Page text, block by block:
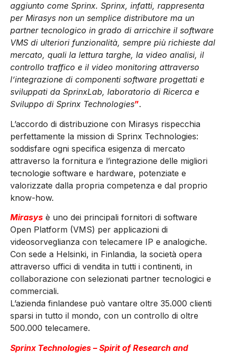
aggiunto come Sprinx. Sprinx, infatti, rappresenta
per Mirasys non un semplice distributore ma un
partner tecnologico in grado di arricchire il software
VMS di ulteriori funzionalità, sempre più richieste dal
mercato, quali la lettura targhe, la video analisi, il
controllo traffico e il video monitoring attraverso
l’integrazione di componenti software progettati e
sviluppati da SprinxLab, laboratorio di Ricerca e
Sviluppo di Sprinx Technologies”.
L’accordo di distribuzione con Mirasys rispecchia
perfettamente la mission di Sprinx Technologies:
soddisfare ogni specifica esigenza di mercato
attraverso la fornitura e l’integrazione delle migliori
tecnologie software e hardware, potenziate e
valorizzate dalla propria competenza e dal proprio
know-how.
Mirasys è uno dei principali fornitori di software
Open Platform (VMS) per applicazioni di
videosorveglianza con telecamere IP e analogiche.
Con sede a Helsinki, in Finlandia, la società opera
attraverso uffici di vendita in tutti i continenti, in
collaborazione con selezionati partner tecnologici e
commerciali.
L’azienda finlandese può vantare oltre 35.000 clienti
sparsi in tutto il mondo, con un controllo di oltre
500.000 telecamere.
Sprinx Technologies – Spirit of Research and